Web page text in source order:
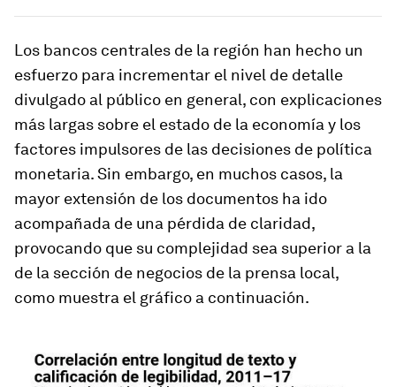
Los bancos centrales de la región han hecho un
esfuerzo para incrementar el nivel de detalle
divulgado al público en general, con explicaciones
más largas sobre el estado de la economía y los
factores impulsores de las decisiones de política
monetaria. Sin embargo, en muchos casos, la
mayor extensión de los documentos ha ido
acompañada de una pérdida de claridad,
provocando que su complejidad sea superior a la
de la sección de negocios de la prensa local,
como muestra el gráfico a continuación.